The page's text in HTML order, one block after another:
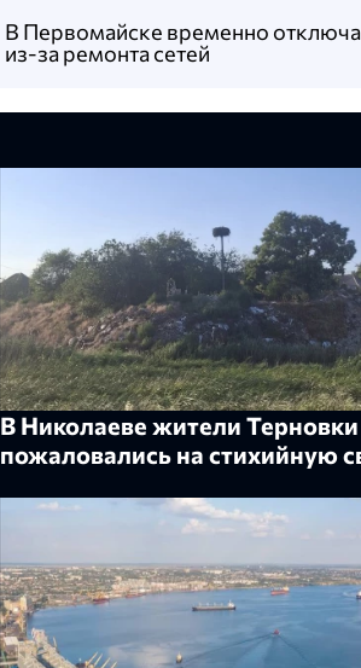
В Первомайске временно
из-за ремонта сетей
В Николаеве жители Терновки
пожаловались на стихийную